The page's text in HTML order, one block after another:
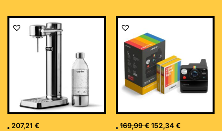
207,21 € 169,99€
Le
initial
était :
169,99 €.
152,34 €
Le